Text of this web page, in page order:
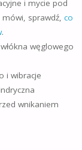
i mycie pod
mówi, sprawdź, co
.
węglowego
i wibracje
wnikaniem